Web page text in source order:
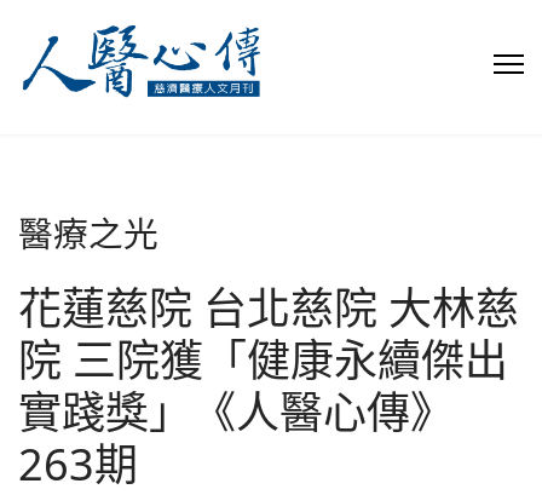
醫療之光
花蓮慈院 台北慈院 大林慈
院 三院獲「健康永續傑出
實踐獎」《人醫心傳》
263期